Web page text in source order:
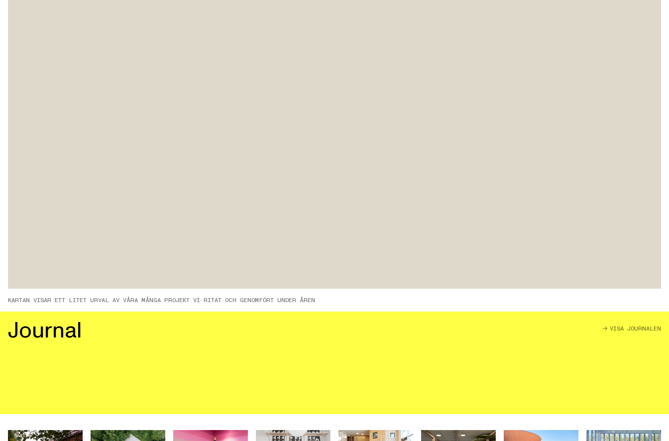
KARTAN VISAR ETT LITET URVAL AV VÅRA MÅNGA PROJEKT VI RITAT OCH GENOMFÖRT UNDER ÅREN
Journal VISA JOURNALEN